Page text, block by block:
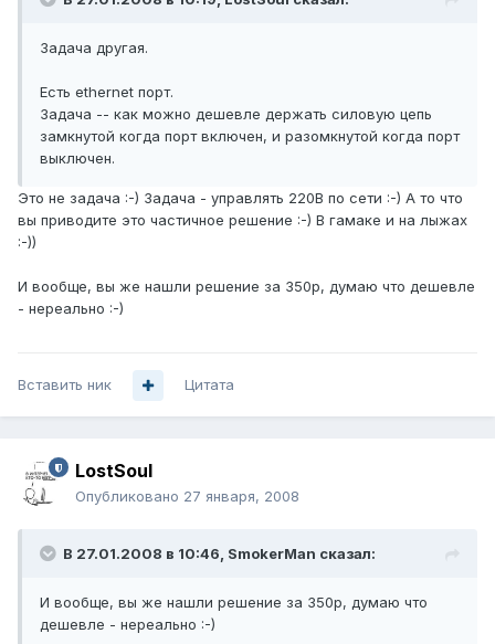
Задача другая.
Есть ethernet порт.
Задача -- как можно дешевле держать силовую цепь
замкнутой когда порт включен, и разомкнутой когда порт
выключен.
Это не задача :-) Задача - управлять 220В по сети :-) А то что
вы приводите это частичное решение :-) В гамаке и на лыжах
:-))
И вообще, вы же нашли решение за 350р, думаю что дешевле
- нереально :-)
Вставить ник Цитата
LostSoul
Опубликовано 27 января, 2008
В 27.01.2008 в 10:46, SmokerMan сказал:
И вообще, вы же нашли решение за 350р, думаю что
дешевле - нереально :-)